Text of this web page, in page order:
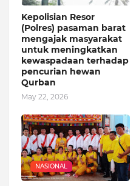
Kepolisian Resor
(Polres) pasaman barat
mengajak masyarakat
untuk meningkatkan
kewaspadaan terhadap
pencurian hewan
Qurban
May 22, 2026
NASIONAL